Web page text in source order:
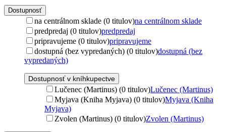
Dostupnosť
na centrálnom sklade (0 titulov)na centrálnom sklade
predpredaj (0 titulov)predpredaj
pripravujeme (0 titulov)pripravujeme
dostupná (bez vypredaných) (0 titulov)dostupná (bez
vypredaných)
Dostupnosť v kníhkupectve
Lučenec (Martinus) (0 titulov)Lučenec (Martinus)
Myjava (Kniha Myjava) (0 titulov)Myjava (Kniha
Myjava)
Zvolen (Martinus) (0 titulov)Zvolen (Martinus)